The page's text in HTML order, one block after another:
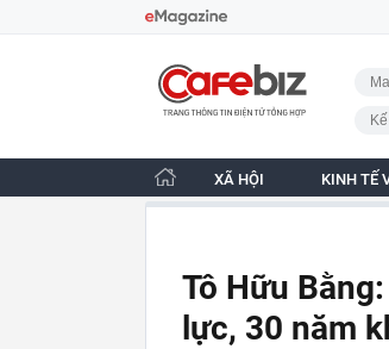
CafeBiz - Trang chủ
XÃ HỘI KINH TẾ
Tô Hữu
lực, 30 năm